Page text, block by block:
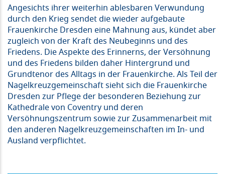
Angesichts ihrer weiterhin ablesbaren Verwundung
durch den Krieg sendet die wieder aufgebaute
Frauenkirche Dresden eine Mahnung aus, kündet aber
zugleich von der Kraft des Neubeginns und des
Friedens. Die Aspekte des Erinnerns, der Versöhnung
und des Friedens bilden daher Hintergrund und
Grundtenor des Alltags in der Frauenkirche. Als Teil der
Nagelkreuzgemeinschaft sieht sich die Frauenkirche
Dresden zur Pflege der besonderen Beziehung zur
Kathedrale von Coventry und deren
Versöhnungszentrum sowie zur Zusammenarbeit mit
den anderen Nagelkreuzgemeinschaften im In- und
Ausland verpflichtet.